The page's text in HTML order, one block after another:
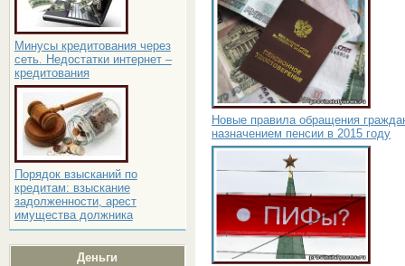
Минусы кредитования через
сеть. Недостатки интернет –
кредитования
Порядок взысканий по
кредитам: взыскание
задолженности, арест
имущества должника
Деньги
Новые правила обращения
назначением пенсии в 2015 году